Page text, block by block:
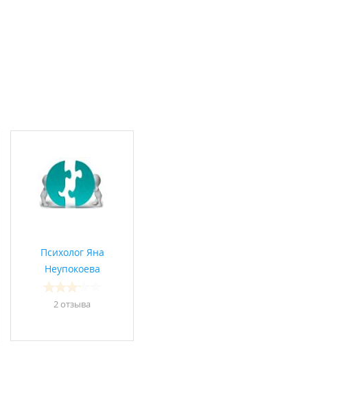
Психолог Яна
Неупокоева
2 отзывa